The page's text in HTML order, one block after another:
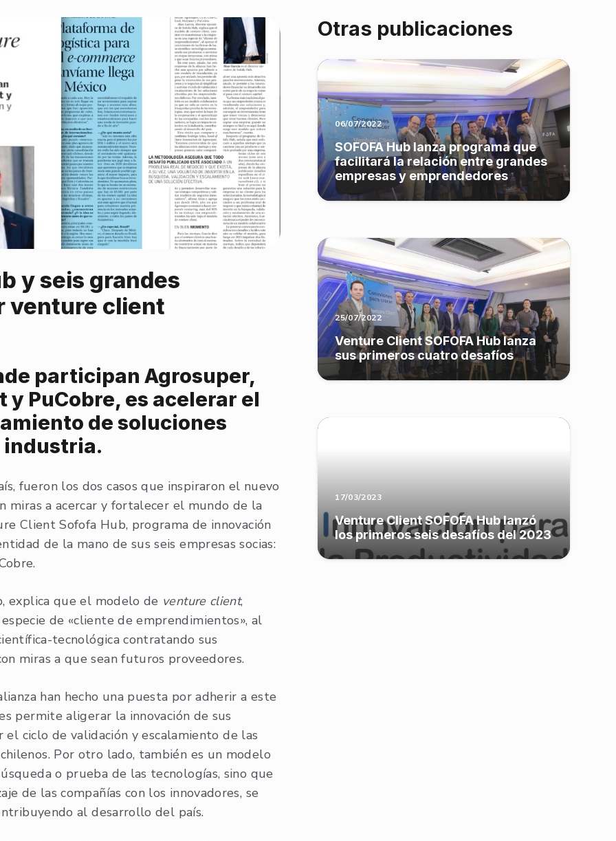
y seis grandes
venture client
participan Agrosuper,
y PuCobre, es acelerar el
de soluciones
industria.
fueron los dos casos que inspiraron el nuevo
miras a acercar y fortalecer el mundo de la
Client Sofofa Hub, programa de innovación
de la mano de sus seis empresas socias:
explica que el modelo de venture client,
de «cliente de emprendimientos», al
tecnológica contratando sus
miras a que sean futuros proveedores.
han hecho una puesta por adherir a este
permite aligerar la innovación de sus
ciclo de validación y escalamiento de las
Por otro lado, también es un modelo
o prueba de las tecnologías, sino que
de las compañías con los innovadores, se
al desarrollo del país.
Otras publicaciones
06/07/2022
SOFOFA Hub lanza programa que
facilitará la relación entre grandes
empresas y emprendedores
25/07/2022
Venture Client SOFOFA Hub lanza
sus primeros cuatro desafíos
17/03/2023
Venture Client SOFOFA Hub lanzó
los primeros seis desafíos del 2023